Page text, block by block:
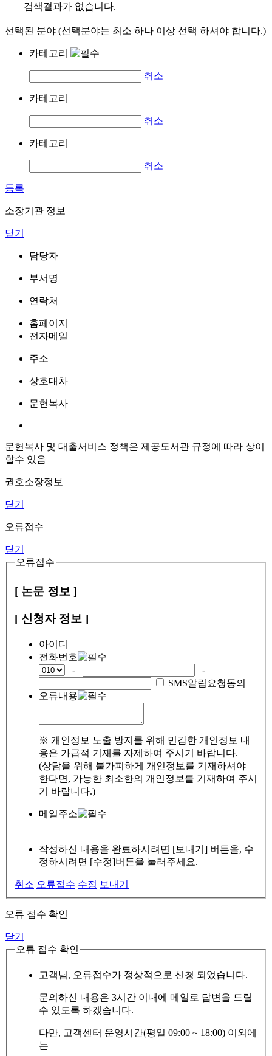
검색결과가 없습니다.
선택된 분야 (선택분야는 최소 하나 이상 선택 하셔야 합니다.)
카테고리
취소
카테고리
취소
카테고리
취소
등록
소장기관 정보
닫기
담당자
부서명
연락처
홈페이지
전자메일
주소
상호대차
문헌복사
문헌복사 및 대출서비스 정책은 제공도서관 규정에 따라 상이
할수 있음
권호소장정보
닫기
오류접수
닫기
오류접수
[ 논문 정보 ]
[ 신청자 정보 ]
아이디
전화번호
-
-
SMS알림요청동의
오류내용
※ 개인정보 노출 방지를 위해 민감한 개인정보 내
용은 가급적 기재를 자제하여 주시기 바랍니다.
(상담을 위해 불가피하게 개인정보를 기재하셔야
한다면, 가능한 최소한의 개인정보를 기재하여 주시
기 바랍니다.)
메일주소
작성하신 내용을 완료하시려면 [보내기] 버튼을, 수
정하시려면 [수정]버튼을 눌러주세요.
취소 오류접수 수정 보내기
오류 접수 확인
닫기
오류 접수 확인
고객님, 오류접수가 정상적으로 신청 되었습니다.
문의하신 내용은 3시간 이내에 메일로 답변을 드릴
수 있도록 하겠습니다.
다만, 고객센터 운영시간(평일 09:00 ~ 18:00) 이외에
는